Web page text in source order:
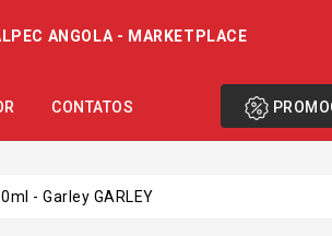
ANGOLA - MARKETPLACE
CONTATOS
- Garley GARLEY